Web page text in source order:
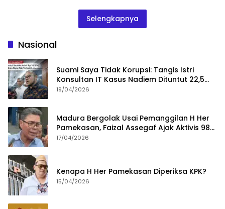
Selengkapnya
Nasional
Suami Saya Tidak Korupsi: Tangis Istri
Konsultan IT Kasus Nadiem Dituntut 22,5
Tahun
19/04/2026
Madura Bergolak Usai Pemanggilan H Her
Pamekasan, Faizal Assegaf Ajak Aktivis 98
Bongkar Permainan KPK
17/04/2026
Kenapa H Her Pamekasan Diperiksa KPK?
15/04/2026